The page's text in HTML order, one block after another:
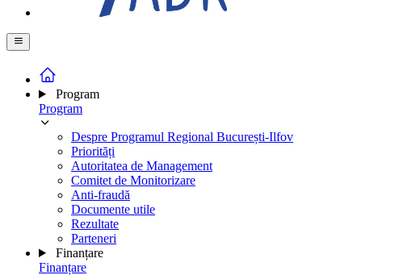
Program
Program
Despre Programul Regional București-Ilfov
Priorități
Autoritatea de Management
Comitet de Monitorizare
Anti-fraudă
Documente utile
Rezultate
Parteneri
Finanțare
Finanțare